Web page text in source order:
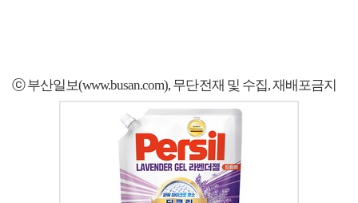
ⓒ 부산일보(www.busan.com), 무단전재 및 수집, 재배포금지